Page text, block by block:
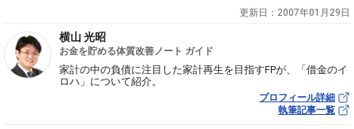
更新日： 2007年01月29日
横山 光昭
お金を貯める体質改善ノート ガイド
家計の中の負債に注目した家計再生を目指すFPが、「借金のイ
ロハ」について紹介。
プロフィール詳細
執筆記事一覧